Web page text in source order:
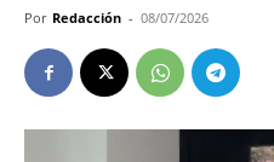
Por Redacción - 08/07/2026